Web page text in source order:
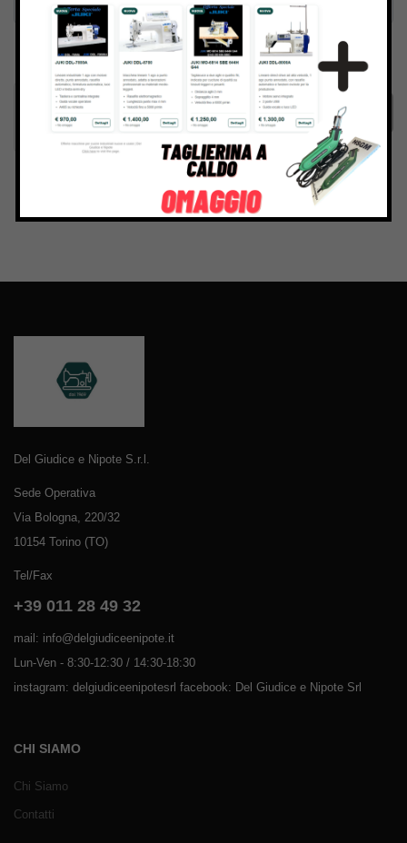
Inviando il messaggio confermo di aver letto e accettato
Termini e condizioni del sito web
Del Giudice e Nipote S.r.l.
Sede Operativa
Via Bologna, 220/32
10154 Torino (TO)
Tel/Fax
+39 011 28 49 32
mail: info@delgiudiceenipote.it
Lun-Ven - 8:30-12:30 / 14:30-18:30
instagram: delgiudiceenipotesrl facebook: Del Giudice e Nipote Srl
CHI SIAMO
Chi Siamo
Contatti